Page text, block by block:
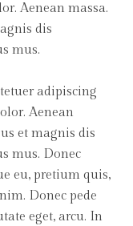
Aenean massa.
dis
mus.
adipiscing
Aenean
et magnis dis
mus. Donec
eu, pretium quis,
Donec pede
eget, arcu. In